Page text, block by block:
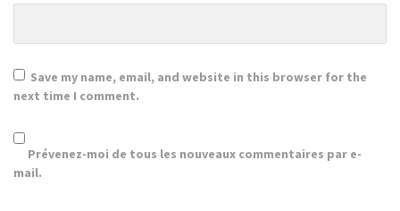
Save my name, email, and website in this browser for the
next time I comment.
Prévenez-moi de tous les nouveaux commentaires par e-
mail.